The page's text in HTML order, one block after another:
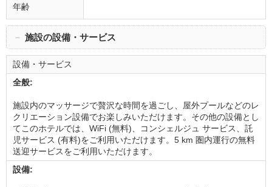
年齢
－ 施設の設備・サービス
設備・サービス
全般:
施設内のマッサージで贅沢な時間を過ごし、屋外プールなどのレ
クリエーション設備でお楽しみいただけます。その他の設備とし
てこのホテルでは、WiFi (無料)、コンシェルジュ サービス、託
児サービス (有料)をご利用いただけます。5 km 圏内運行の無料
送迎サービスをご利用いただけます。
設備: